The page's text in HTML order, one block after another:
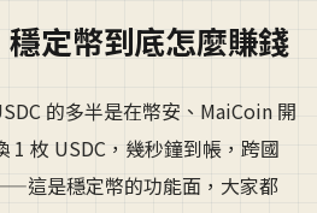
定幣到底怎麼賺錢
的多半是在幣安、MaiCoin 開
1 枚 USDC，幾秒鐘到帳，跨國
這是穩定幣的功能面，大家都